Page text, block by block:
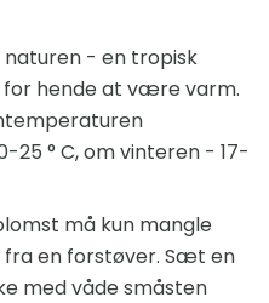
naturen - en tropisk
hende at være varm.
25 ° C, om vinteren - 17-
må kun mangle
en forstøver. Sæt en
med våde småsten